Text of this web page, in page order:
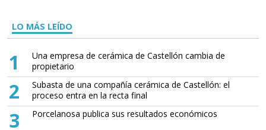
LO MÁS LEÍDO
1
Una empresa de cerámica de Castellón cambia de
propietario
2
Subasta de una compañía cerámica de Castellón: el
proceso entra en la recta final
3 Porcelanosa publica sus resultados económicos